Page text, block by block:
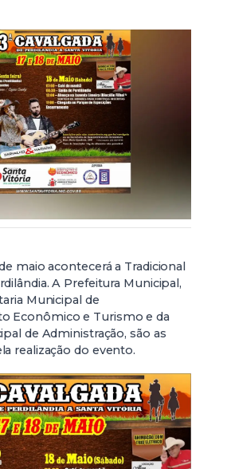
maio acontecerá a Tradicional
A Prefeitura Municipal,
Municipal de
Econômico e Turismo e da
de Administração, são as
realização do evento.